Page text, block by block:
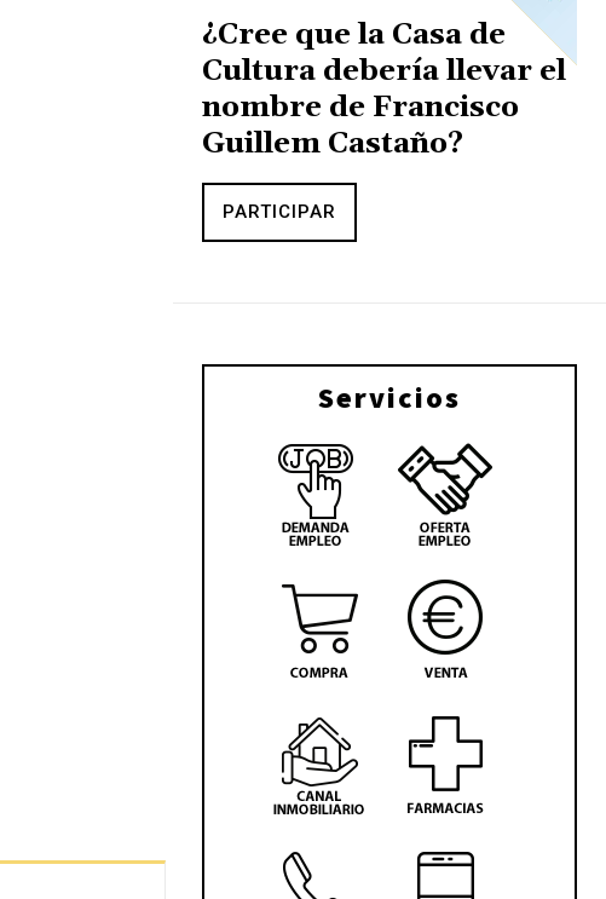
¿Cree que la Casa de
Cultura debería llevar el
nombre de Francisco
Guillem Castaño?
PARTICIPAR
Servicios